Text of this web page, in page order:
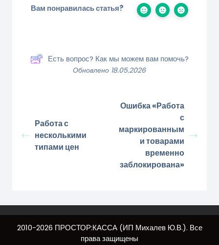
Вам понравилась статья?
Есть вопрос? Как мы можем вам помочь?
Обновлено 18.05.2026
Работа с
несколькими
типами цен
Ошибка «Работа
с
маркированным
и товарами
временно
заблокирована»
2010-2026 ПРОСТОР:КАССА (ИП Михалев Ю.В.). Все
права защищены